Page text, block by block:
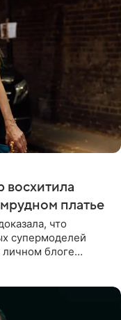
платье
что
супермоделей
личном блоге